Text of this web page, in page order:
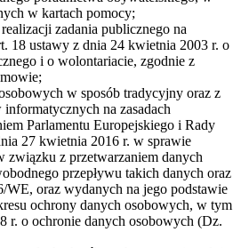
w kartach pomocy;
zadania publicznego na
18 ustawy z dnia 24 kwietnia 2003 r. o
i o wolontariacie, zgodnie z
w sposób tradycyjny oraz z
na zasadach
Parlamentu Europejskiego i Rady
27 kwietnia 2016 r. w sprawie
związku z przetwarzaniem danych
przepływu takich danych oraz
oraz wydanych na jego podstawie
ochrony danych osobowych, w tym
r. o ochronie danych osobowych (Dz.